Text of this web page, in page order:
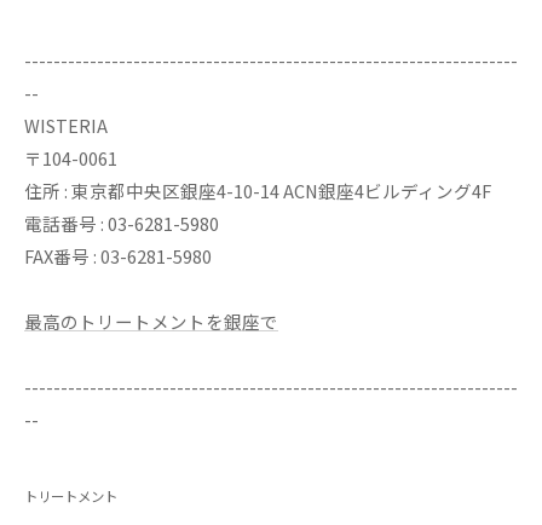
--------------------------------------------------------------------
--
WISTERIA
〒104-0061
住所 : 東京都中央区銀座4-10-14 ACN銀座4ビルディング4F
電話番号 : 03-6281-5980
FAX番号 : 03-6281-5980
最高のトリートメントを銀座で
--------------------------------------------------------------------
--
トリートメント